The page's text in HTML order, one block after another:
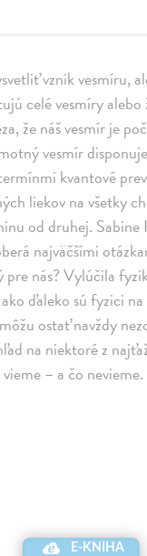
vznik vesmíru,
celé vesmíry
že náš vesmír je
vesmír
kvantové
liekov na všetky
od druhej.
najväčšími
nás? Vylúčila
ďaleko sú fyzici
ostať navždy
na niektoré z
– a čo nevieme.
E-KNIHA